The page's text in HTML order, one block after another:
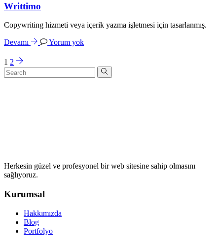
Writtimo
Copywriting hizmeti veya içerik yazma işletmesi için tasarlanmış.
Devamı Yorum yok
1 2
Herkesin güzel ve profesyonel bir web sitesine sahip olmasını
sağlıyoruz.
Kurumsal
Hakkımızda
Blog
Portfolyo